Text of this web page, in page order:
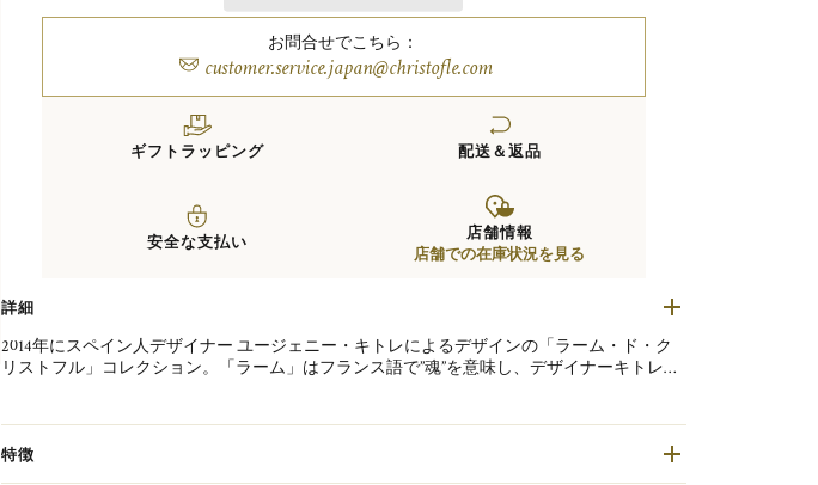
お問合せでこちら：
customer.service.japan@christofle.com
ギフトラッピング 配送＆返品
安全な支払い 店舗情報
店舗での在庫状況を見る
詳細
2014年にスペイン人デザイナー ユージェニー・キトレによるデザインの「ラーム・ド・ク
リストフル」コレクション。「ラーム」はフランス語で”魂”を意味し、デザイナーキトレが
類が加わりました。クリストフルのノウハウはそのままに、様々なスタイルやシーンにお
使いいただけるカトラリーです。
特徴